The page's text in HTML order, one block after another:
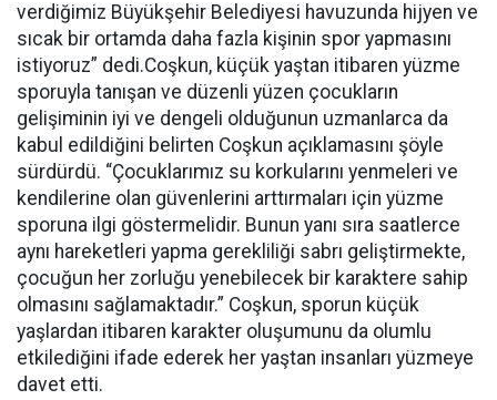
verdiğimiz Büyükşehir Belediyesi havuzunda hijyen ve
sıcak bir ortamda daha fazla kişinin spor yapmasını
istiyoruz” dedi.Coşkun, küçük yaştan itibaren yüzme
sporuyla tanışan ve düzenli yüzen çocukların
gelişiminin iyi ve dengeli olduğunun uzmanlarca da
kabul edildiğini belirten Coşkun açıklamasını şöyle
sürdürdü. “Çocuklarımız su korkularını yenmeleri ve
kendilerine olan güvenlerini arttırmaları için yüzme
sporuna ilgi göstermelidir. Bunun yanı sıra saatlerce
aynı hareketleri yapma gerekliliği sabrı geliştirmekte,
çocuğun her zorluğu yenebilecek bir karaktere sahip
olmasını sağlamaktadır.” Coşkun, sporun küçük
yaşlardan itibaren karakter oluşumunu da olumlu
etkilediğini ifade ederek her yaştan insanları yüzmeye
davet etti.